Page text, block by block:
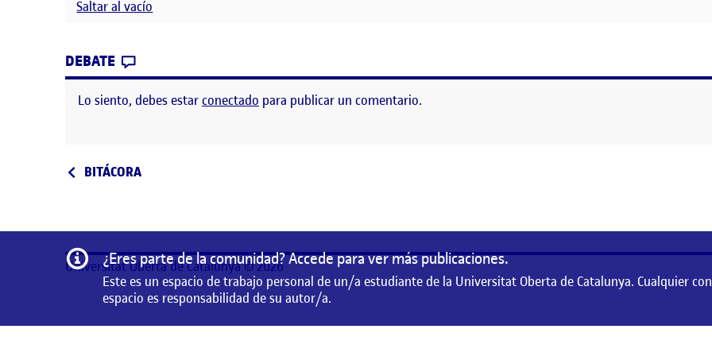
Saltar al vacío
DEBATE
Lo siento, debes estarconectado para publicar un comentario.
Navegación de entradas
Entrada anterior
BITÁCORA
Información
¿Eres parte de la comunidad? Accede para ver más publicaciones.
Este es un espacio de trabajo personal de un/a estudiante de la Universitat Oberta de Catalunya. Cualquier
espacio es responsabilidad de su autor/a.
Universitat Oberta de Catalunya © 2026